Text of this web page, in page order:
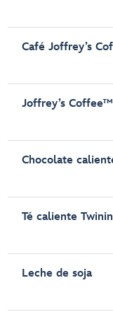
Café Joffrey’s
Joffrey’s
Chocolate
Té caliente
Leche de soja